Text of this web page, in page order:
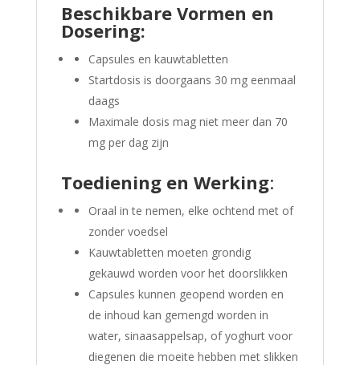
Beschikbare Vormen en
Dosering:
Capsules en kauwtabletten
Startdosis is doorgaans 30 mg eenmaal
daags
Maximale dosis mag niet meer dan 70
mg per dag zijn
Toediening en Werking:
Oraal in te nemen, elke ochtend met of
zonder voedsel
Kauwtabletten moeten grondig
gekauwd worden voor het doorslikken
Capsules kunnen geopend worden en
de inhoud kan gemengd worden in
water, sinaasappelsap, of yoghurt voor
diegenen die moeite hebben met slikken